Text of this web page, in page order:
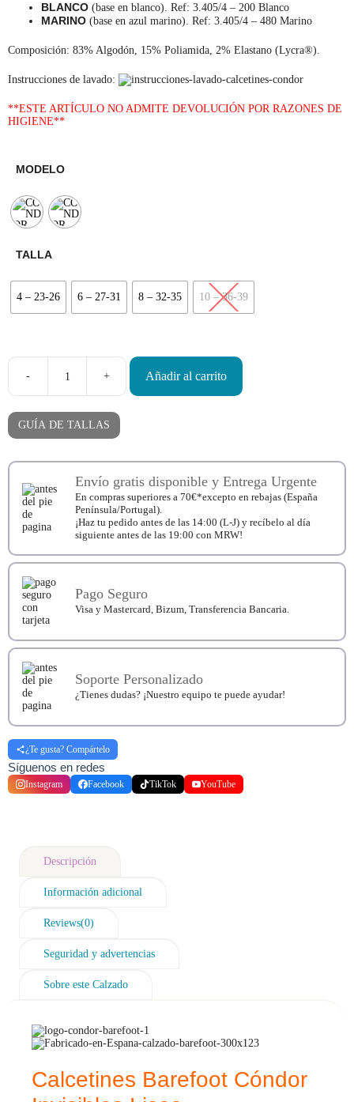
BLANCO (base en blanco). Ref: 3.405/4 – 200 Blanco
MARINO (base en azul marino). Ref: 3.405/4 – 480 Marino
Composición: 83% Algodón, 15% Poliamida, 2% Elastano (Lycra®).
Instrucciones de lavado:
**ESTE ARTÍCULO NO ADMITE DEVOLUCIÓN POR RAZONES DE
HIGIENE**
MODELO
TALLA
4 – 23-26 6 – 27-31 8 – 32-35 10 – 36-39
-
Calcetines
Barefoot
+ Añadir al carrito
GUÍA DE TALLAS
Envío gratis disponible y Entrega Urgente
En compras superiores a 70€*excepto en rebajas (España
Península/Portugal).
¡Haz tu pedido antes de las 14:00 (L-J) y recíbelo al día
siguiente antes de las 19:00 con MRW!
Pago Seguro
Visa y Mastercard, Bizum, Transferencia Bancaria.
Soporte Personalizado
¿Tienes dudas? ¡Nuestro equipo te puede ayudar!
¿Te gusta? Compártelo
Síguenos en redes
Instagram Facebook TikTok YouTube
Descripción
Información adicional
Reviews(0)
Seguridad y advertencias
Sobre este Calzado
Calcetines Barefoot Cóndor